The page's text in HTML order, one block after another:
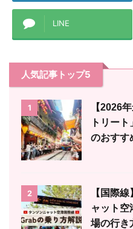
LINE
人気記事トップ5
1
【2026
トリー
のおすす
2
【国際
ャット空
場の行き